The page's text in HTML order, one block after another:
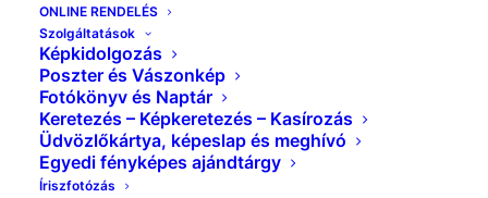
ONLINE RENDELÉS
Szolgáltatások
Képkidolgozás
Poszter és Vászonkép
Fotókönyv és Naptár
Keretezés – Képkeretezés – Kasírozás
Üdvözlőkártya, képeslap és meghívó
Egyedi fényképes ajándtárgy
Íriszfotózás